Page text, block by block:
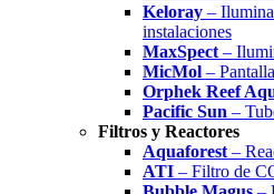
Keloray –
instalaciones
MaxSpect –
MicMol –
Orphek Reef
Pacific Sun –
Filtros y Reactores
Aquaforest –
ATI – Filtro de